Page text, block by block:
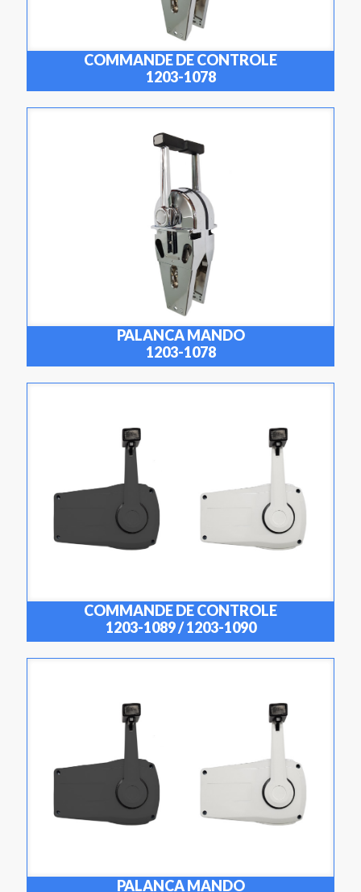
COMMANDE DE CONTROLE
1203-1078
PALANCA MANDO
1203-1078
COMMANDE DE CONTROLE
1203-1089 / 1203-1090
PALANCA MANDO